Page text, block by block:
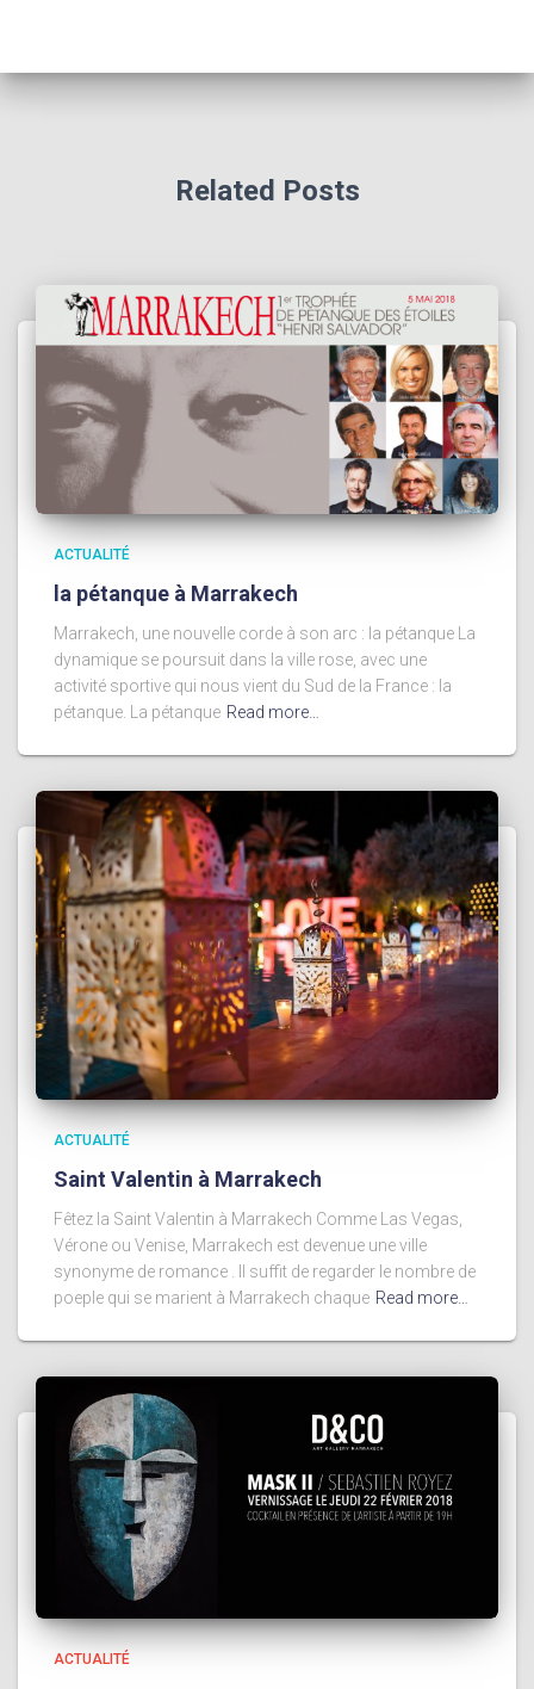
Related Posts
ACTUALITÉ
la pétanque à Marrakech
Marrakech, une nouvelle corde à son arc : la pétanque La
dynamique se poursuit dans la ville rose, avec une
activité sportive qui nous vient du Sud de la France : la
pétanque. La pétanque Read more…
ACTUALITÉ
Saint Valentin à Marrakech
Fêtez la Saint Valentin à Marrakech Comme Las Vegas,
Vérone ou Venise, Marrakech est devenue une ville
synonyme de romance . Il suffit de regarder le nombre de
poeple qui se marient à Marrakech chaque Read more…
ACTUALITÉ